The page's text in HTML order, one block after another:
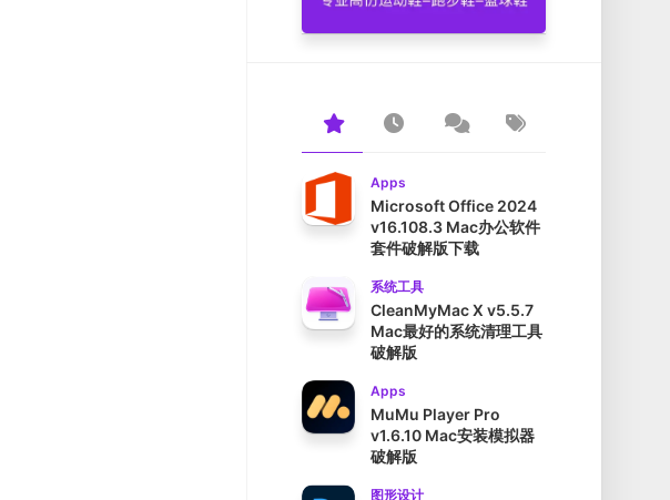
Apps
Microsoft Office 2024
v16.108.3 Mac办公软件
套件破解版下载
系统工具
CleanMyMac X v5.5.7
Mac最好的系统清理工具
破解版
Apps
MuMu Player Pro
v1.6.10 Mac安装模拟器
破解版
图形设计